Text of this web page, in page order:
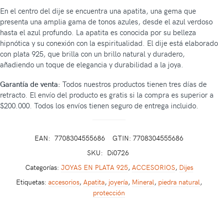
En el centro del dije se encuentra una apatita, una gema que
presenta una amplia gama de tonos azules, desde el azul verdoso
hasta el azul profundo. La apatita es conocida por su belleza
hipnótica y su conexión con la espiritualidad. El dije está elaborado
con plata 925, que brilla con un brillo natural y duradero,
añadiendo un toque de elegancia y durabilidad a la joya.
Garantía de venta: Todos nuestros productos tienen tres días de
retracto. El envío del producto es gratis si la compra es superior a
$200.000. Todos los envíos tienen seguro de entrega incluido.
EAN: 7708304555686
GTIN: 7708304555686
SKU: Di0726
Categorías: JOYAS EN PLATA 925, ACCESORIOS, Dijes
Etiquetas: accesorios, Apatita, joyería, Mineral, piedra natural,
protección